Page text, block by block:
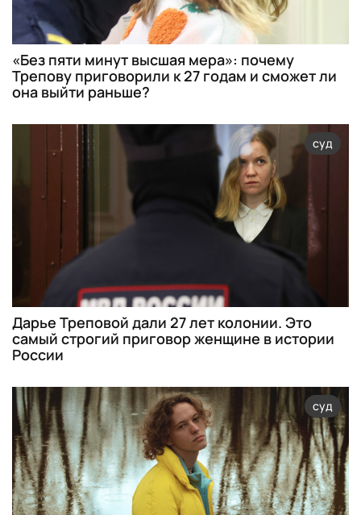
«Без пяти минут высшая мера»: почему
Трепову приговорили к 27 годам и сможет ли
она выйти раньше?
суд
Дарье Треповой дали 27 лет колонии. Это
самый строгий приговор женщине в истории
России
суд